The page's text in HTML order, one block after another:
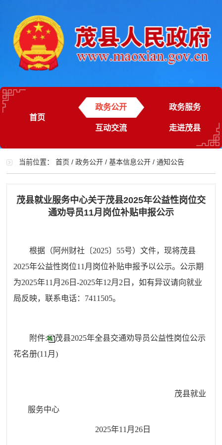
首页
政务公开 政务服务
互动交流 走进茂县
当前位置：首页 /政务公开 /基本信息公开 /通知公告
茂县就业服务中心关于茂县2025年公益性岗位交
通劝导员11月岗位补贴申报公示
根据 （ 阿州 财社 〔2025〕 55号）文件，现将茂县
2025年公益性岗位11月岗位补贴申报予以公示。公示期
为2025年11 月 26 日-2025年12月 2 日，如有异议请向就业
局反映，联系电话： 7411505。
附件:
茂县2025年全县交通劝导员公益性岗位公示
花名册(11月)
茂县就业
服务中心
2025年11 月 26日